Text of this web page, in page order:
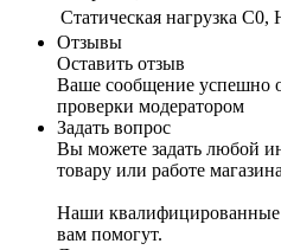
Статическая нагрузка C0,
Отзывы
Оставить отзыв
Ваше сообщение успешно
проверки модератором
Задать вопрос
Вы можете задать любой
товару или работе
Наши квалифицированные
вам помогут.